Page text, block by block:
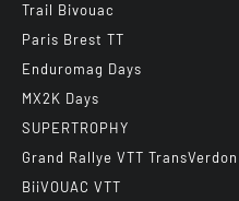
Trail Bivouac
Paris Brest TT
Enduromag Days
MX2K Days
SUPERTROPHY
Grand Rallye VTT TransVerdon
BiiVOUAC VTT